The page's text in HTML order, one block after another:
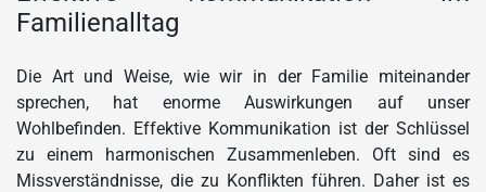
Familienalltag
Die Art und Weise, wie wir in der Familie miteinander
sprechen, hat enorme Auswirkungen auf unser
Wohlbefinden. Effektive Kommunikation ist der Schlüssel
zu einem harmonischen Zusammenleben. Oft sind es
Missverständnisse, die zu Konflikten führen. Daher ist es